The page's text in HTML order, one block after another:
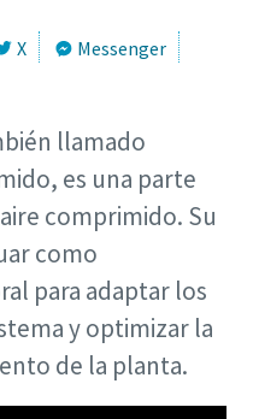
Copco
los productos y
de Atlas Copco
energía corresponde al
de la eficiencia
sus costes,
Atlas Copco le ayudan
a su red de aire
X
Messenger
llamado
es una parte
comprimido. Su
como
para adaptar los
y optimizar la
de la planta.